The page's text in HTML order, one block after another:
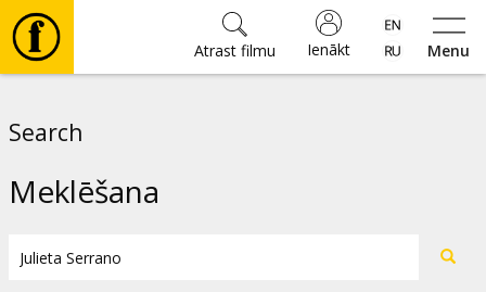
Menu
Ienākt
Atrast filmu
Search
Meklēšana